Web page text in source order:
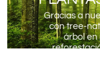
Gracias a
contree-
árbol en